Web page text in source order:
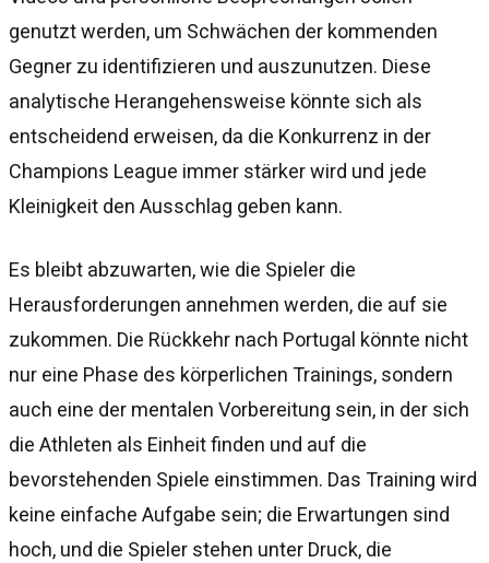
genutzt werden, um Schwächen der kommenden
Gegner zu identifizieren und auszunutzen. Diese
analytische Herangehensweise könnte sich als
entscheidend erweisen, da die Konkurrenz in der
Champions League immer stärker wird und jede
Kleinigkeit den Ausschlag geben kann.
Es bleibt abzuwarten, wie die Spieler die
Herausforderungen annehmen werden, die auf sie
zukommen. Die Rückkehr nach Portugal könnte nicht
nur eine Phase des körperlichen Trainings, sondern
auch eine der mentalen Vorbereitung sein, in der sich
die Athleten als Einheit finden und auf die
bevorstehenden Spiele einstimmen. Das Training wird
keine einfache Aufgabe sein; die Erwartungen sind
hoch, und die Spieler stehen unter Druck, die